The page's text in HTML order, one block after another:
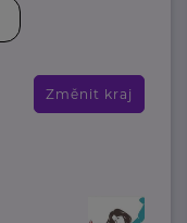
Změnit kraj